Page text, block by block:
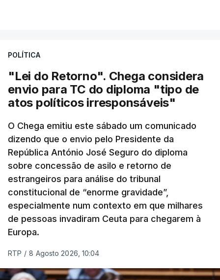
POLÍTICA
"Lei do Retorno". Chega considera
envio para TC do diploma "tipo de
atos políticos irresponsáveis"
O Chega emitiu este sábado um comunicado
dizendo que o envio pelo Presidente da
República António José Seguro do diploma
sobre concessão de asilo e retorno de
estrangeiros para análise do tribunal
constitucional de “enorme gravidade”,
especialmente num contexto em que milhares
de pessoas invadiram Ceuta para chegarem à
Europa.
RTP / 8 Agosto 2026, 10:04